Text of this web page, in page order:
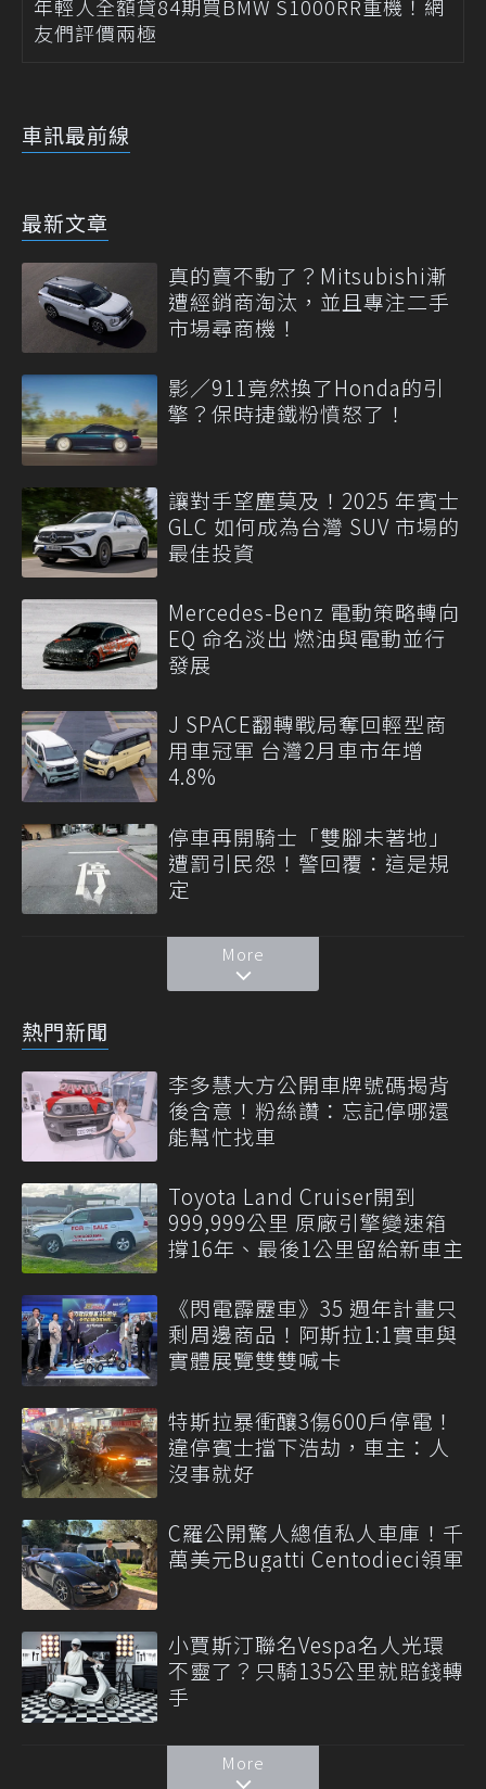
年輕人全額貸84期買BMW S1000RR重機！網
友們評價兩極
車訊最前線
最新文章
真的賣不動了？Mitsubishi漸
遭經銷商淘汰，並且專注二手
市場尋商機！
影／911竟然換了Honda的引
擎？保時捷鐵粉憤怒了！
讓對手望塵莫及！2025 年賓士
GLC 如何成為台灣 SUV 市場的
最佳投資
Mercedes-Benz 電動策略轉向
EQ 命名淡出 燃油與電動並行
發展
J SPACE翻轉戰局奪回輕型商
用車冠軍 台灣2月車市年增
4.8%
停車再開騎士「雙腳未著地」
遭罰引民怨！警回覆：這是規
定
More
熱門新聞
李多慧大方公開車牌號碼揭背
後含意！粉絲讚：忘記停哪還
能幫忙找車
Toyota Land Cruiser開到
999,999公里 原廠引擎變速箱
撐16年、最後1公里留給新車主
《閃電霹靂車》35 週年計畫只
剩周邊商品！阿斯拉1:1實車與
實體展覽雙雙喊卡
特斯拉暴衝釀3傷600戶停電！
違停賓士擋下浩劫，車主：人
沒事就好
C羅公開驚人總值私人車庫！千
萬美元Bugatti Centodieci領軍
小賈斯汀聯名Vespa名人光環
不靈了？只騎135公里就賠錢轉
手
More